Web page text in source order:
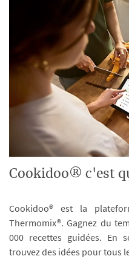
Cookidoo® c'est
Cookidoo® est la
Thermomix®. Gagnez du
000 recettes guidées. En
trouvez des idées pour tous